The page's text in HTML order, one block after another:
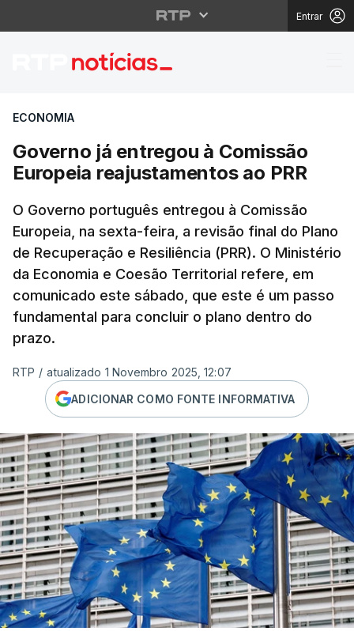
Entrar
Governo já entregou
ECONOMIA
Governo já entregou à Comissão
Europeia reajustamentos ao PRR
O Governo português entregou à Comissão
Europeia, na sexta-feira, a revisão final do Plano
de Recuperação e Resiliência (PRR). O Ministério
da Economia e Coesão Territorial refere, em
comunicado este sábado, que este é um passo
fundamental para concluir o plano dentro do
prazo.
RTP / atualizado 1 Novembro 2025, 12:07
ADICIONAR COMO FONTE INFORMATIVA